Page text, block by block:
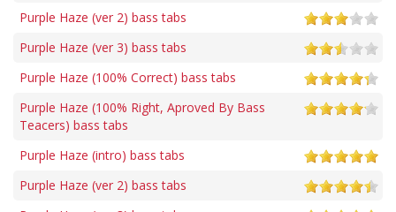
Purple Haze (ver 2) bass tabs
Purple Haze (ver 3) bass tabs
Purple Haze (100% Correct) bass tabs
Purple Haze (100% Right, Aproved By Bass
Teacers) bass tabs
Purple Haze (intro) bass tabs
Purple Haze (ver 2) bass tabs